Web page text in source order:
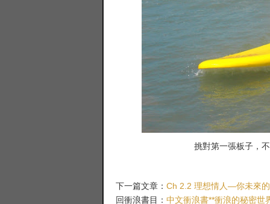
挑對第一張板子，
下一篇文章： Ch 2.2 理想情人—你未來
回衝浪書目： 中文衝浪書**衝浪的秘密世